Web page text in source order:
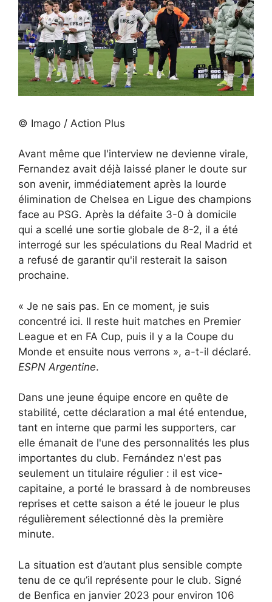
© Imago / Action Plus
Avant même que l'interview ne devienne virale,
Fernandez avait déjà laissé planer le doute sur
son avenir, immédiatement après la lourde
élimination de Chelsea en Ligue des champions
face au PSG. Après la défaite 3-0 à domicile
qui a scellé une sortie globale de 8-2, il a été
interrogé sur les spéculations du Real Madrid et
a refusé de garantir qu'il resterait la saison
prochaine.
« Je ne sais pas. En ce moment, je suis
concentré ici. Il reste huit matches en Premier
League et en FA Cup, puis il y a la Coupe du
Monde et ensuite nous verrons », a-t-il déclaré.
ESPN Argentine.
Dans une jeune équipe encore en quête de
stabilité, cette déclaration a mal été entendue,
tant en interne que parmi les supporters, car
elle émanait de l'une des personnalités les plus
importantes du club. Fernández n'est pas
seulement un titulaire régulier : il est vice-
capitaine, a porté le brassard à de nombreuses
reprises et cette saison a été le joueur le plus
régulièrement sélectionné dès la première
minute.
La situation est d’autant plus sensible compte
tenu de ce qu’il représente pour le club. Signé
de Benfica en janvier 2023 pour environ 106